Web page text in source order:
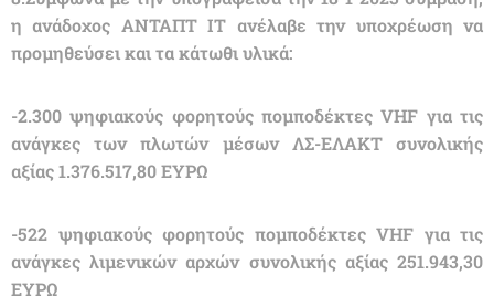
η ανάδοχος ΑΝΤΑΠΤ ΙΤ ανέλαβε την υποχρέωση να
προμηθεύσει και τα κάτωθι υλικά:
-2.300 ψηφιακούς φορητούς πομποδέκτες VHF για τις
ανάγκες των πλωτών μέσων ΛΣ-ΕΛΑΚΤ συνολικής
αξίας 1.376.517,80 ΕΥΡΩ
-522 ψηφιακούς φορητούς πομποδέκτες VHF για τις
ανάγκες λιμενικών αρχών συνολικής αξίας 251.943,30
ΕΥΡΩ